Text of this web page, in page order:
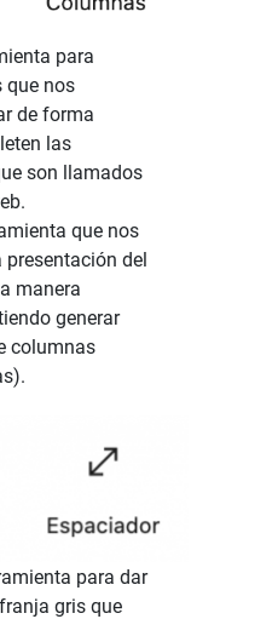
para
que nos
de forma
las
son llamados
que nos
presentación del
manera
generar
columnas
para dar
gris que